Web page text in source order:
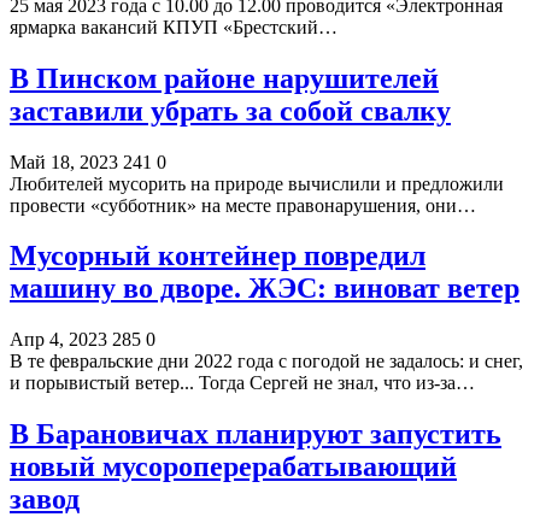
25 мая 2023 года с 10.00 до 12.00 проводится «Электронная
ярмарка вакансий КПУП «Брестский…
В Пинском районе нарушителей
заставили убрать за собой свалку
Май 18, 2023 241 0
Любителей мусорить на природе вычислили и предложили
провести «субботник» на месте правонарушения, они…
Мусорный контейнер повредил
машину во дворе. ЖЭС: виноват ветер
Апр 4, 2023 285 0
В те февральские дни 2022 года с погодой не задалось: и снег,
и порывистый ветер... Тогда Сергей не знал, что из-за…
В Барановичах планируют запустить
новый мусороперерабатывающий
завод